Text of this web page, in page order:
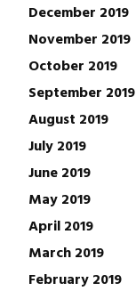
December 2019
November 2019
October 2019
September 2019
August 2019
July 2019
June 2019
May 2019
April 2019
March 2019
February 2019